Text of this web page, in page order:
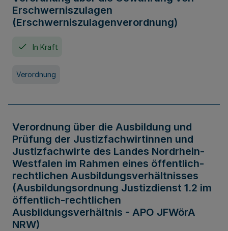
Erschwerniszulagen
(Erschwerniszulagenverordnung)
In Kraft
Verordnung
Verordnung über die Ausbildung und
Prüfung der Justizfachwirtinnen und
Justizfachwirte des Landes Nordrhein-
Westfalen im Rahmen eines öffentlich-
rechtlichen Ausbildungsverhältnisses
(Ausbildungsordnung Justizdienst 1.2 im
öffentlich-rechtlichen
Ausbildungsverhältnis - APO JFWörA
NRW)